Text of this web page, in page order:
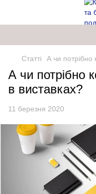
Статті А чи потрібно
А чи потрібно
в виставках?
11 березня 2020